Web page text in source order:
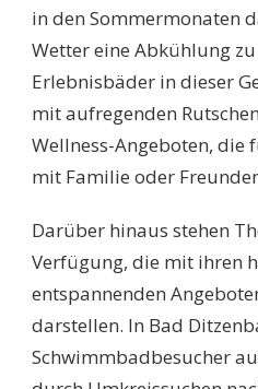
in den Sommermonaten
Wetter eine Abkühlung
Erlebnisbäder in dieser
mit aufregenden
Wellness-Angeboten, die
mit Familie oder
Darüber hinaus stehen
Verfügung, die mit ihren
entspannenden
darstellen. In Bad
Schwimmbadbesucher